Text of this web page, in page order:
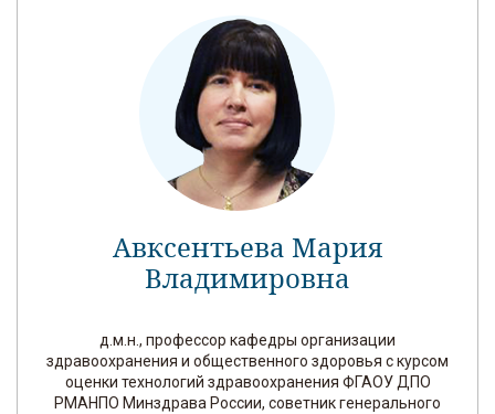
Авксентьева Мария
Владимировна
д.м.н., профессор кафедры организации
здравоохранения и общественного здоровья с курсом
оценки технологий здравоохранения ФГАОУ ДПО
РМАНПО Минздрава России, советник генерального